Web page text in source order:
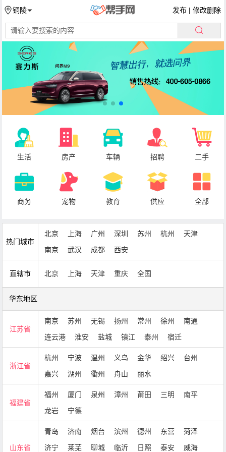
铜陵 发布 |修改删除
生活 房产 车辆 招聘 二手
商务 宠物 教育 供应 全部
热门城市
北京 上海 广州 深圳 苏州 杭州
天津
南京
武汉 成都 西安
直辖市 北京 上海 天津 重庆 全国
华东地区
江苏省
南京 苏州 无锡 扬州 常州 徐州
南通
连云港
淮安 盐城 镇江 泰州 宿迁
浙江省
杭州 宁波 温州 义乌 金华 绍兴
台州
嘉兴
湖州 衢州 舟山 丽水
福建省
福州 厦门 泉州 漳州 莆田 三明
南平
龙岩
宁德
山东省
青岛 济南 烟台 滨州 德州 东营
菏泽
济宁
莱芜 聊城 临沂 日照 泰安
威海